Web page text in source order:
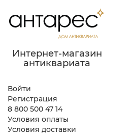
Интернет-магазин
антиквариата
Войти
Регистрация
8 800 500 47 14
Условия оплаты
Условия доставки